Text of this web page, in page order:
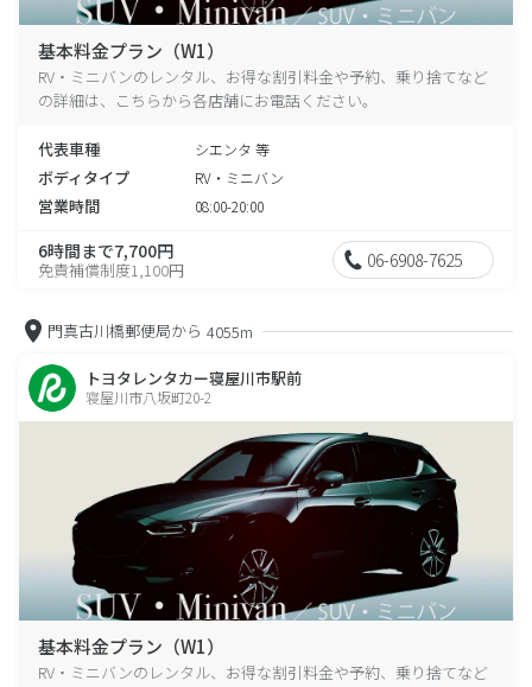
基本料金プラン（W1）
RV・ミニバンのレンタル、お得な割引料金や予約、乗り捨てなど
の詳細は、こちらから各店舗にお電話ください。
代表車種 シエンタ 等
ボディタイプ RV・ミニバン
営業時間 08:00-20:00
6時間まで7,700円
免責補償制度1,100円 06-6908-7625
門真古川橋郵便局から 4055m
トヨタレンタカー寝屋川市駅前
寝屋川市八坂町20-2
基本料金プラン（W1）
RV・ミニバンのレンタル、お得な割引料金や予約、乗り捨てなど